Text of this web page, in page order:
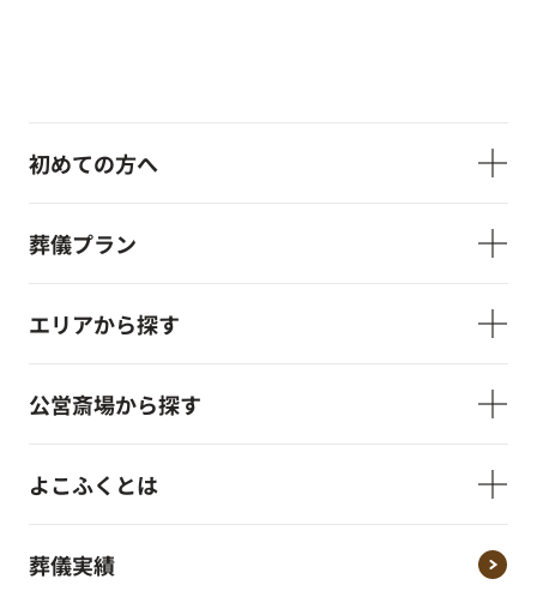
初めての方へ
葬儀プラン
エリアから探す
公営斎場から探す
よこふくとは
葬儀実績